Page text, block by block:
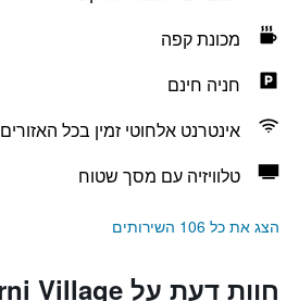
מכונת קפה
חניה חינם
אינטרנט אלחוטי זמין בכל האזורים
טלוויזיה עם מסך שטוח
הצג את כל 106 השירותים
חוות דעת על Marni Village